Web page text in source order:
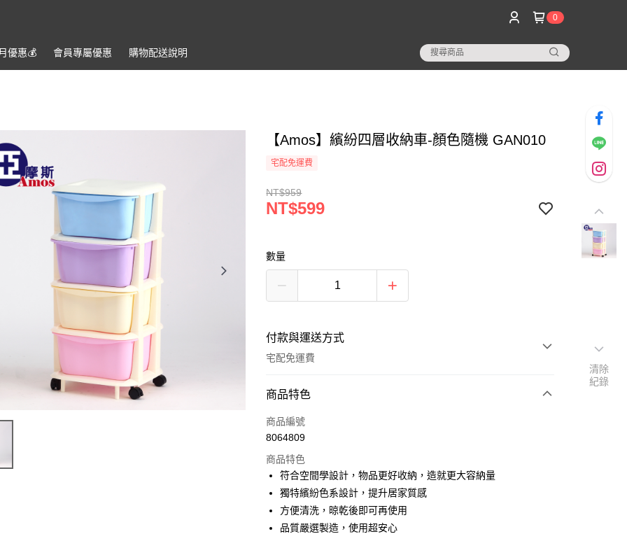
0
優惠💰️ 會員專屬優惠 購物配送說明
【Amos】繽紛四層收納車-顏色隨機 GAN010
宅配免運費
NT$959
NT$599
數量
付款與運送方式
宅配免運費
付款方式
信用卡一次付款
悠遊付
全盈+PAY
ATM付款
商品特色
商品編號
8064809
商品特色
符合空間學設計，物品更好收納，造就更大容納量
獨特繽紛色系設計，提升居家質感
方便清洗，晾乾後即可再使用
品質嚴選製造，使用超安心
清除
紀錄